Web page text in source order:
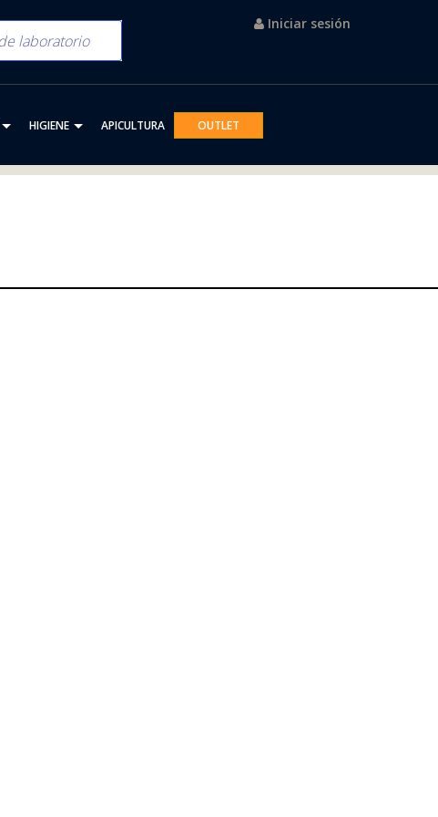
Iniciar sesión
HIGIENE APICULTURA OUTLET